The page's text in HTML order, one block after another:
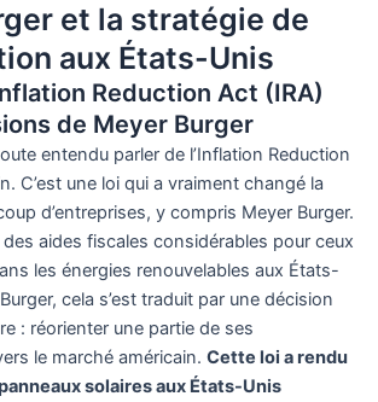
et la stratégie de
aux États-Unis
Reduction Act (IRA)
de Meyer Burger
entendu parler de l’Inflation Reduction
C’est une loi qui a vraiment changé la
d’entreprises, y compris Meyer Burger.
aides fiscales considérables pour ceux
les énergies renouvelables aux États-
cela s’est traduit par une décision
: réorienter une partie de ses
le marché américain. Cette loi a rendu
solaires aux États-Unis